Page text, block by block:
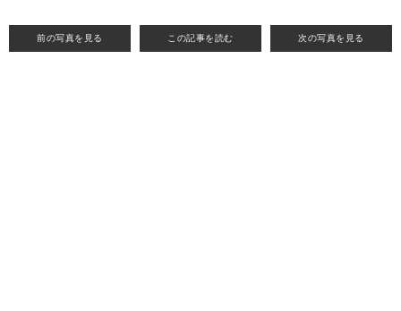
前の写真を見る この記事を読む 次の写真を見る